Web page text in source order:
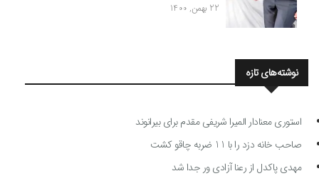
22 بهمن, 1400
نوشته‌های تازه
استوری معنادار المیرا شریفی مقدم برای بیرانوند
صاحب خانه دزد را با 11 ضربه چاقو کشت
مهدی پاکدل از رعنا آزادی ور جدا شد